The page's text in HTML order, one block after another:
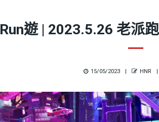
Run遊 | 2023.5.26 老派
POSTED
15/05/2023 AUTHOR
HNR